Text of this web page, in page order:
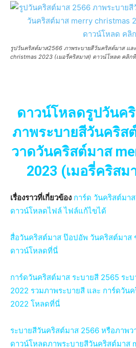
รูปวันคริสต์มาส2566 ภาพระบายสีวันคริสต์มาส แล
christmas 2023 (เมอรี่คริสมาส) ดาวน์โหลด คลิก
ดาวน์โหลดรูปวันค
ภาพระบายสีวันคริส
วาดวันคริสต์มาส
2023 (เมอรี่คริส
เรื่องราวที่เกี่ยวข้อง การ์ด วันคริสต์มา
ดาวน์โหลดไฟล์ ไฟล์แก้ไขได้
สื่อวันคริสต์มาส ป๊อปอัพ วันคริสต์มาส
ดาวน์โหลดที่นี่
การ์ดวันคริสต์มาส ระบายสี 2565 ระ
2022 รวมภาพระบายสี และ การ์ดวัน
2022 โหลดที่นี่
ระบายสีวันคริสต์มาส 2566 หรือภาพ
ดาวน์โหลดภาพระบายสีวันคริสต์มาส